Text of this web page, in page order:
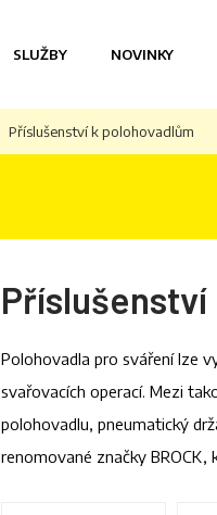
SLUŽBY NOVINKY
Příslušenství k polohovadlům
Polohovadla pro sváření lze
svařovacích operací. Mezi
polohovadlu, pneumatický
renomované značky